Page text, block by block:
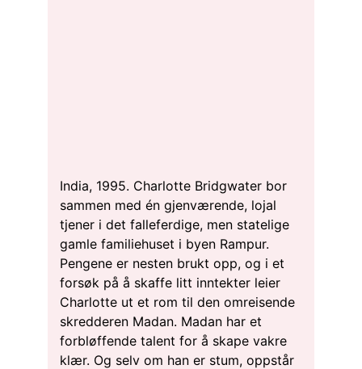
India, 1995. Charlotte Bridgwater bor
sammen med én gjenværende, lojal
tjener i det falleferdige, men statelige
gamle familiehuset i byen Rampur.
Pengene er nesten brukt opp, og i et
forsøk på å skaffe litt inntekter leier
Charlotte ut et rom til den omreisende
skredderen Madan. Madan har et
forbløffende talent for å skape vakre
klær. Og selv om han er stum, oppstår